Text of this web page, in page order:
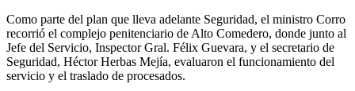
Como parte del plan que lleva adelante Seguridad, el ministro Corro
recorrió el complejo penitenciario de Alto Comedero, donde junto al
Jefe del Servicio, Inspector Gral. Félix Guevara, y el secretario de
Seguridad, Héctor Herbas Mejía, evaluaron el funcionamiento del
servicio y el traslado de procesados.